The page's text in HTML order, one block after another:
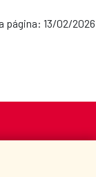
página: 13/02/2026